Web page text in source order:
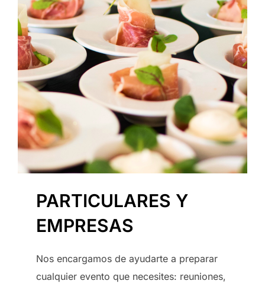
PARTICULARES Y
EMPRESAS
Nos encargamos de ayudarte a preparar
cualquier evento que necesites: reuniones,